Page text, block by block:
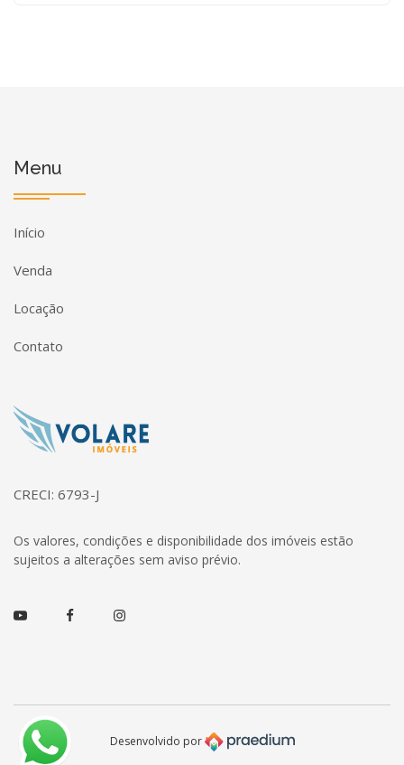
Menu
Início
Venda
Locação
Contato
Página inicial
CRECI: 6793-J
Os valores, condições e disponibilidade dos imóveis estão
sujeitos a alterações sem aviso prévio.
Youtube FacebookInstagram
Desenvolvido por